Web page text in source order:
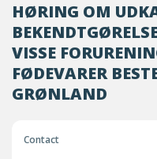
HØRING OM
VISSE
FØDEVARER
GRØNLAND
Contact